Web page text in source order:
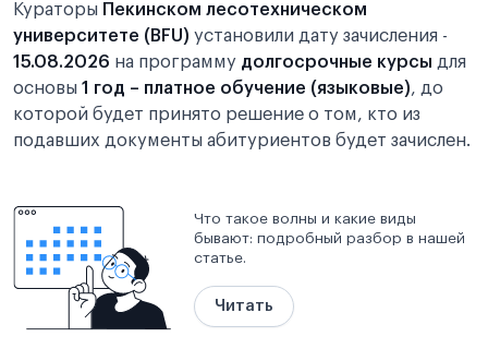
Кураторы Пекинском лесотехническом
университете (BFU) установили дату зачисления -
15.08.2026 на программу долгосрочные курсы для
основы 1 год – платное обучение (языковые), до
которой будет принято решение о том, кто из
подавших документы абитуриентов будет зачислен.
Что такое волны и какие виды
бывают: подробный разбор в нашей
статье.
Читать